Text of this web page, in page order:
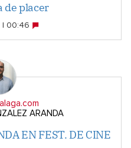
de placer
| 00:46
ARANDA
EN FEST. DE CINE